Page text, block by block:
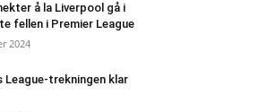
å la Liverpool gå i
fellen i Premier League
2024
League-trekningen klar